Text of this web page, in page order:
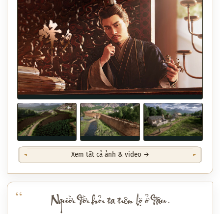
Xem tất cả ảnh & video →
Người đời hỏi ta tiên lộ ở đâu.